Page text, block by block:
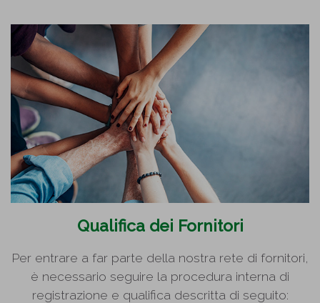
Qualifica dei Fornitori
Per entrare a far parte della nostra rete di fornitori,
è necessario seguire la procedura interna di
registrazione e qualifica descritta di seguito: